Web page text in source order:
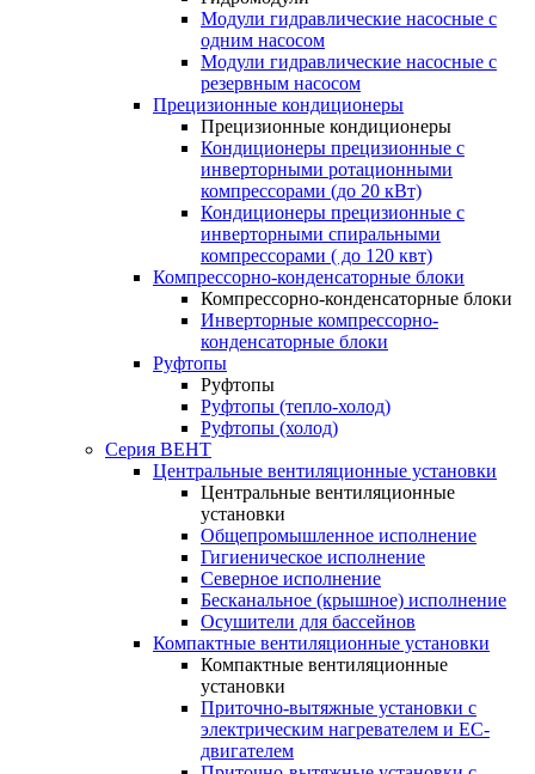
Модули гидравлические насосные с
одним насосом
Модули гидравлические насосные с
резервным насосом
Прецизионные кондиционеры
Прецизионные кондиционеры
Кондиционеры прецизионные c
инверторными ротационными
компрессорами (до 20 кВт)
Кондиционеры прецизионные c
инверторными спиральными
компрессорами ( до 120 квт)
Компрессорно-конденсаторные блоки
Компрессорно-конденсаторные блоки
Инверторные компрессорно-
конденсаторные блоки
Руфтопы
Руфтопы
Руфтопы (тепло-холод)
Руфтопы (холод)
Серия ВЕНТ
Центральные вентиляционные установки
Центральные вентиляционные
установки
Общепромышленное исполнение
Гигиеническое исполнение
Северное исполнение
Бесканальное (крышное) исполнение
Осушители для бассейнов
Компактные вентиляционные установки
Компактные вентиляционные
установки
Приточно-вытяжные установки с
электрическим нагревателем и EC-
двигателем